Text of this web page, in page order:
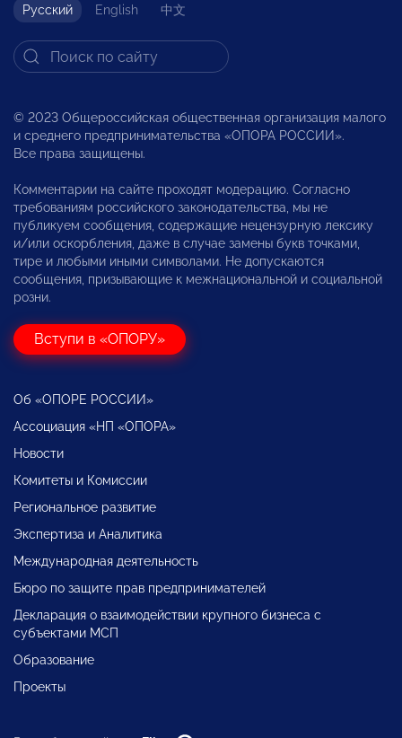
Русский English 中文
© 2023 Общероссийская общественная организация малого
и среднего предпринимательства «ОПОРА РОССИИ».
Все права защищены.
Комментарии на сайте проходят модерацию. Согласно
требованиям российского законодательства, мы не
публикуем сообщения, содержащие нецензурную лексику
и/или оскорбления, даже в случае замены букв точками,
тире и любыми иными символами. Не допускаются
сообщения, призывающие к межнациональной и социальной
розни.
Вступи в «ОПОРУ»
Об «ОПОРЕ РОССИИ»
Ассоциация «НП «ОПОРА»
Новости
Комитеты и Комиссии
Региональное развитие
Экспертиза и Аналитика
Международная деятельность
Бюро по защите прав предпринимателей
Декларация о взаимодействии крупного бизнеса с
субъектами МСП
Образование
Проекты